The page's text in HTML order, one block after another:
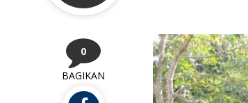
0
BAGIKAN